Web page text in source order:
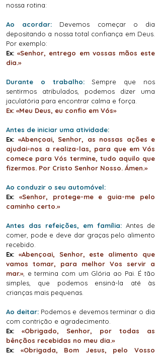
nossa rotina:
Ao acordar: Devemos começar o dia
depositando a nossa total confiança em Deus.
Por exemplo:
Ex:«Senhor, entrego em vossas mãos este
dia.»
Durante o trabalho:Sempre que nos
sentirmos atribulados, podemos dizer uma
jaculatória para encontrar calma e força.
Ex: «Meu Deus, eu confio em Vós»
Antes de iniciar uma atividade:
Ex: «Abençoai, Senhor, as nossas ações e
ajudai-nos a realiza-las, para que em Vós
comece para Vós termine, tudo aquilo que
fizermos. Por Cristo Senhor Nosso. Ámen.»
Ao conduzir o seu automóvel:
Ex: «Senhor, protege-me e guia-me pelo
caminho certo.»
Antes das refeições, em família: Antes de
comer, pode e deve dar graças pelo alimento
recebido.
Ex: «Abençoai, Senhor, este alimento que
vamos tomar, para melhor Vos servir a
mar.», e termina com um Glória ao Pai. É tão
simples, que podemos ensiná-la até às
crianças mais pequenas.
Ao deitar: Podemos e devemos terminar o dia
com contrição e agradecimento.
Ex: «Obrigado, Senhor, por todas as
bênçãos recebidas no meu dia.»
Ex: «Obrigada, Bom Jesus, pelo Vosso